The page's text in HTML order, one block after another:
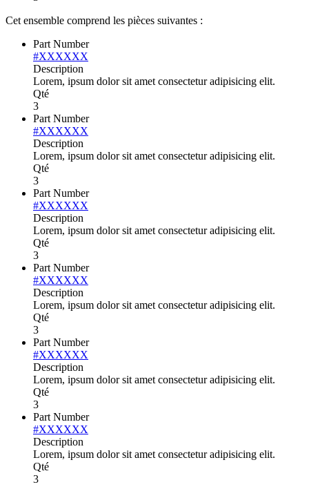
Cet ensemble comprend les pièces suivantes :
Part Number
#XXXXXX
Description
Lorem, ipsum dolor sit amet consectetur adipisicing elit.
Qté
3
Part Number
#XXXXXX
Description
Lorem, ipsum dolor sit amet consectetur adipisicing elit.
Qté
3
Part Number
#XXXXXX
Description
Lorem, ipsum dolor sit amet consectetur adipisicing elit.
Qté
3
Part Number
#XXXXXX
Description
Lorem, ipsum dolor sit amet consectetur adipisicing elit.
Qté
3
Part Number
#XXXXXX
Description
Lorem, ipsum dolor sit amet consectetur adipisicing elit.
Qté
3
Part Number
#XXXXXX
Description
Lorem, ipsum dolor sit amet consectetur adipisicing elit.
Qté
3